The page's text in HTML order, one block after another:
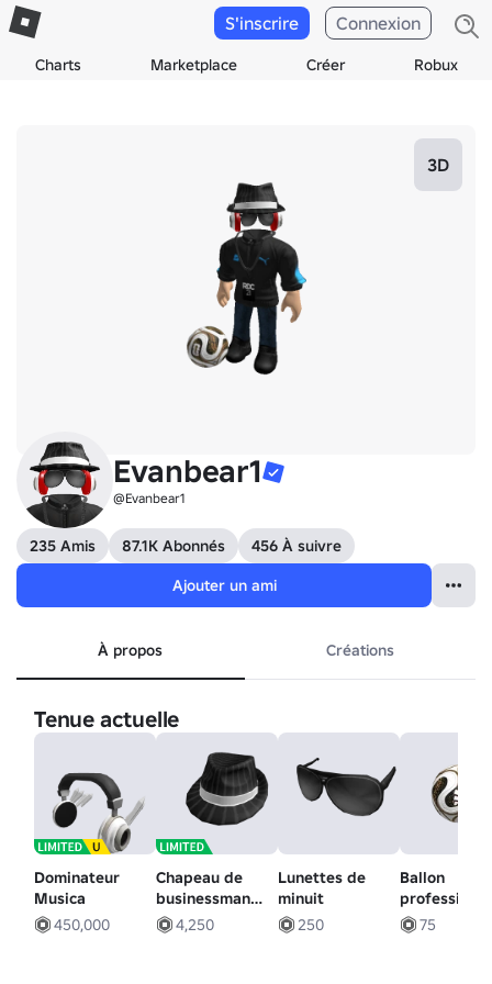
Charts Marketplace Créer Robux
S'inscrire Connexion
3D
Evanbear1
@Evanbear1
235 Amis 87.1K Abonnés
456 À suivre
Ajouter un ami
À propos Créations
Tenue actuelle
Dominateur
Musica
450,000
Chapeau de
businessman
parfaitement
légitime
4,250
Lunettes de
minuit
250
Ballon
des finales
Trionda de
75